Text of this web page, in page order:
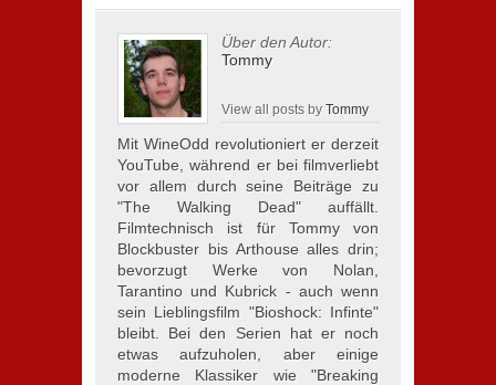
Über den Autor:
Tommy
View all posts by Tommy
Mit WineOdd revolutioniert er derzeit
YouTube, während er bei filmverliebt
vor allem durch seine Beiträge zu
"The Walking Dead" auffällt.
Filmtechnisch ist für Tommy von
Blockbuster bis Arthouse alles drin;
bevorzugt Werke von Nolan,
Tarantino und Kubrick - auch wenn
sein Lieblingsfilm "Bioshock: Infinte"
bleibt. Bei den Serien hat er noch
etwas aufzuholen, aber einige
moderne Klassiker wie "Breaking